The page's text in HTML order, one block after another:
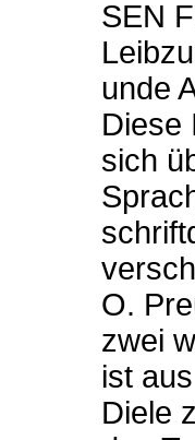
SEN
unde
Diese
sich
O.
zwei
ist
Diele